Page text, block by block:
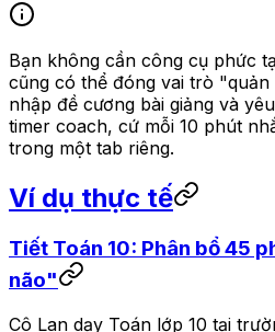
Bạn không cần công cụ phức
cũng có thể đóng vai trò
nhập đề cương bài giảng và
timer coach, cứ mỗi 10 phút
trong một tab riêng.
Ví dụ thực tế
Tiết Toán 10: Phân bổ 45
não"
Cô Lan dạy Toán lớp 10 tại